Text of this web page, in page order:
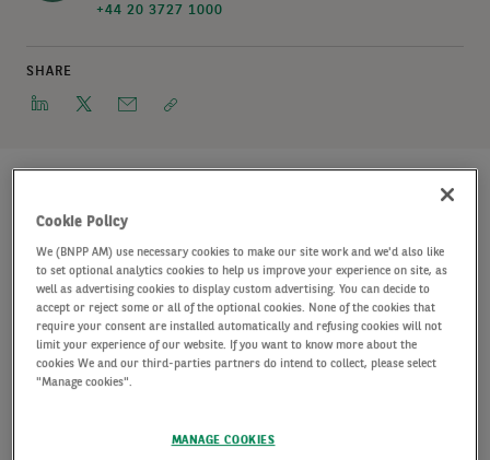
+44 20 3727 1000
SHARE
AXA IM Alts, agissant pour le compte de ses clients,
et BOUYGUES IMMOBILIER poursuivent le
développement de l’ensemble immobilier HAMØ
situé à Saint-Denis. Une journée portes ouvertes sur
le site de HAMØ s’est déroulée le 28 juin, en
Cookie Policy
We (BNPP AM) use necessary cookies to make our site work and we'd also like
to set optional analytics cookies to help us improve your experience on site, as
well as advertising cookies to display custom advertising. You can decide to
accept or reject some or all of the optional cookies. None of the cookies that
require your consent are installed automatically and refusing cookies will not
limit your experience of our website. If you want to know more about the
cookies We and our third-parties partners do intend to collect, please select
"Manage cookies".
MANAGE COOKIES